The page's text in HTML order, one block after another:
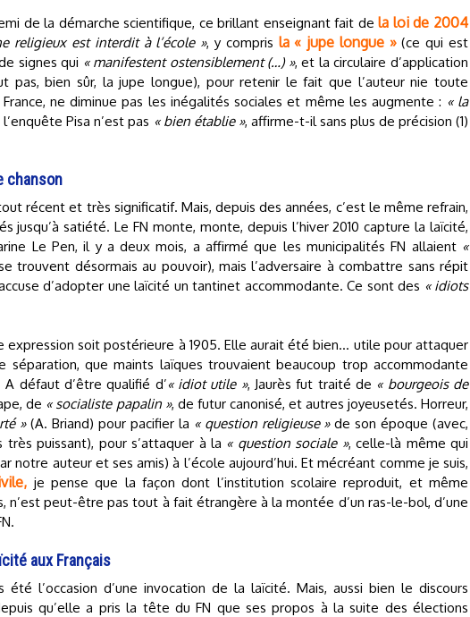
de la démarche scientifique, ce brillant enseignant fait dela loi de 2004
religieux est interdit à l’école », y compris la « jupe longue »(ce qui est
signes qui « manifestent ostensiblement (…) », et la circulaire d’application
pas, bien sûr, la jupe longue), pour retenir le fait que l’auteur nie toute
ne diminue pas les inégalités sociales et même les augmente : « la
Pisa n’est pas « bien établie », affirme-t-il sans plus de précision (1)
chanson
récent et très significatif. Mais, depuis des années, c’est le même refrain,
jusqu’à satiété. Le FN monte, monte, depuis l’hiver 2010 capture la laïcité,
Le Pen, il y a deux mois, a affirmé que les municipalités FN allaient «
trouvent désormais au pouvoir), mais l’adversaire à combattre sans répit
d’adopter une laïcité un tantinet accommodante. Ce sont des « idiots
soit postérieure à 1905. Elle aurait été bien… utile pour attaquer
séparation, que maints laïques trouvaient beaucoup trop accommodante
défaut d’être qualifié d’« idiot utile », Jaurès fut traité de « bourgeois de
de « socialiste papalin », de futur canonisé, et autres joyeusetés. Horreur,
»(A. Briand) pour pacifier la « question religieuse »de son époque (avec,
puissant), pour s’attaquer à la « question sociale », celle-là même qui
notre auteur et ses amis) à l’école aujourd’hui. Et mécréant comme je suis,
je pense que la façon dont l’institution scolaire reproduit, et même
n’est peut-être pas tout à fait étrangère à la montée d’un ras-le-bol, d’une
aux Français
été l’occasion d’une invocation de la laïcité. Mais, aussi bien le discours
qu’elle a pris la tête du FN que ses propos à la suite des élections